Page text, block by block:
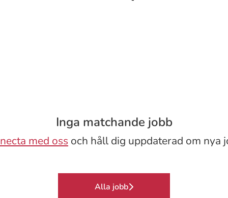
Inga matchande jobb
med oss och håll dig uppdaterad om nya
Alla jobb